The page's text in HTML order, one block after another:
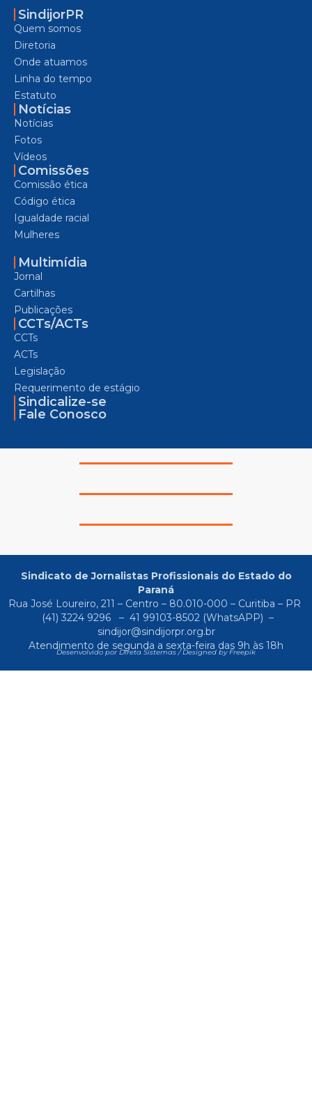
SindijorPR
Quem somos
Diretoria
Onde atuamos
Linha do tempo
Estatuto
Notícias
Notícias
Fotos
Vídeos
Comissões
Comissão ética
Código ética
Igualdade racial
Mulheres
Multimídia
Jornal
Cartilhas
Publicações
CCTs/ACTs
CCTs
ACTs
Legislação
Requerimento de estágio
Sindicalize-se
Fale Conosco
Sindicato de Jornalistas Profissionais do Estado do
Paraná
Rua José Loureiro, 211 – Centro – 80.010-000 – Curitiba – PR
(41) 3224 9296
– 41 99103-8502(WhatsAPP) –
sindijor@sindijorpr.org.br
Atendimento de segunda a sexta-feira das 9h às 18h
Desenvolvido por Direta Sistemas /Designed by Freepik